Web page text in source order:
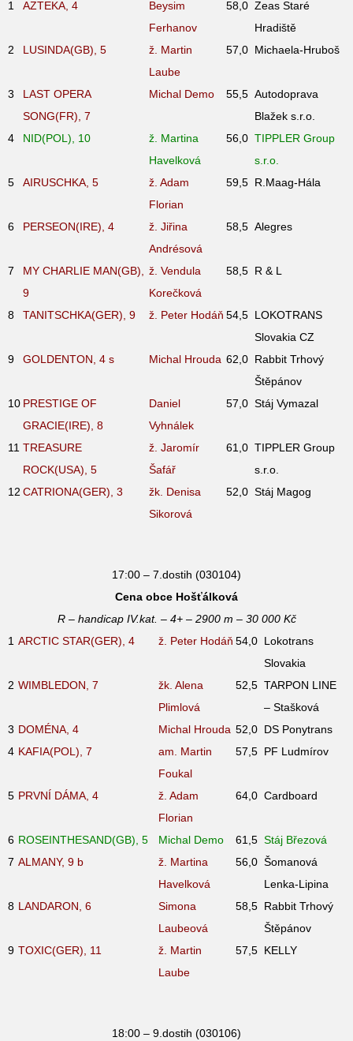
1
AZTEKA, 4
Beysim
Ferhanov
58,0 Zeas Staré
Hradiště
2
LUSINDA(GB), 5
ž. Martin
Laube
57,0 Michaela-Hruboš
3
LAST OPERA
SONG(FR), 7
Michal Demo 55,5 Autodoprava
Blažek s.r.o.
4
NID(POL), 10
ž. Martina
Havelková
56,0 TIPPLER Group
s.r.o.
5
AIRUSCHKA, 5
ž. Adam
Florian
59,5 R.Maag-Hála
6 PERSEON(IRE), 4
ž. Jiřina
Andrésová
58,5 Alegres
7
MY CHARLIE MAN(GB),
9
ž. Vendula
Korečková
58,5 R & L
8 TANITSCHKA(GER), 9 ž. Peter Hodáň 54,5 LOKOTRANS
Slovakia CZ
9
GOLDENTON, 4 s Michal Hrouda 62,0 Rabbit Trhový
Štěpánov
10 PRESTIGE OF
GRACIE(IRE), 8
Daniel
Vyhnálek
57,0 Stáj Vymazal
11 TREASURE
ROCK(USA), 5
ž. Jaromír
Šafář
61,0 TIPPLER Group
s.r.o.
12 CATRIONA(GER), 3
žk. Denisa
Sikorová
52,0 Stáj Magog
17:00 – 7.dostih (030104)
Cena obce Hošťálková
R – handicap IV.kat. – 4+ – 2900 m – 30 000 Kč
1 ARCTIC STAR(GER), 4 ž. Peter Hodáň 54,0 Lokotrans
Slovakia
2 WIMBLEDON, 7
žk. Alena
Plimlová
52,5 TARPON LINE
– Stašková
3 DOMÉNA, 4 Michal Hrouda 52,0 DS Ponytrans
4 KAFIA(POL), 7
am. Martin
Foukal
57,5 PF Ludmírov
5 PRVNÍ DÁMA, 4
ž. Adam
Florian
64,0 Cardboard
6 ROSEINTHESAND(GB), 5 Michal Demo 61,5 Stáj Březová
7 ALMANY, 9 b
ž. Martina
Havelková
56,0 Šomanová
Lenka-Lipina
8 LANDARON, 6
Simona
Laubeová
58,5 Rabbit Trhový
Štěpánov
9 TOXIC(GER), 11
ž. Martin
Laube
57,5 KELLY
18:00 – 9.dostih (030106)